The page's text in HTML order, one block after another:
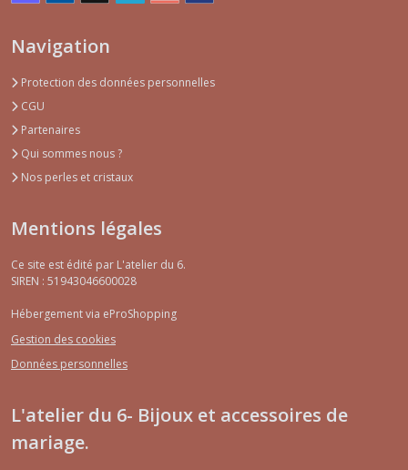
Navigation
Protection des données personnelles
CGU
Partenaires
Qui sommes nous ?
Nos perles et cristaux
Mentions légales
Ce site est édité par L'atelier du 6.
SIREN : 51943046600028
Hébergement via eProShopping
Gestion des cookies
Données personnelles
L'atelier du 6- Bijoux et accessoires de
mariage.